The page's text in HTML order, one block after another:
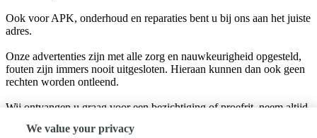
Ook voor APK, onderhoud en reparaties bent u bij ons aan het juiste
adres.
Onze advertenties zijn met alle zorg en nauwkeurigheid opgesteld,
fouten zijn immers nooit uitgesloten. Hieraan kunnen dan ook geen
rechten worden ontleend.
Wij ontvangen u graag voor een bezichtiging of proefrit, neem altijd
contactgegevens, dit om eventuele teleurstellingen te voorkomen.
We value your privacy